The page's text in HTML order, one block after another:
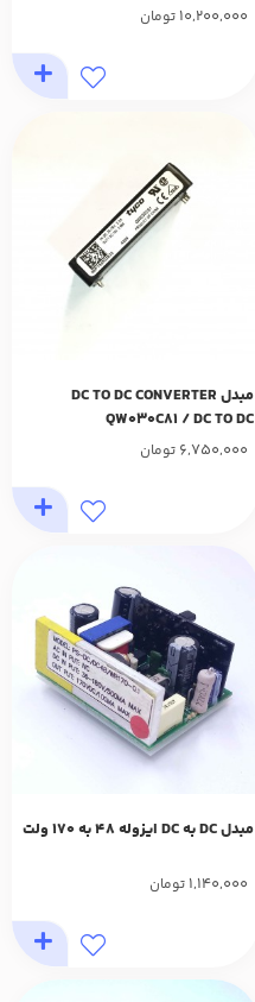
10,200,000 تومان
مبدل DC TO DC CONVERTER
QW030C81 / DC TO DC
6,750,000 تومان
مبدل DC به DC ایزوله 48 به 170 ولت
1,140,000 تومان